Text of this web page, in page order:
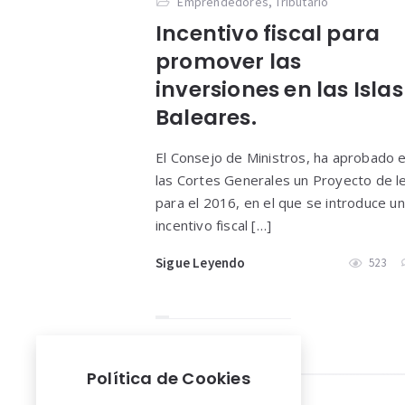
Incentivo fiscal para
promover las
inversiones en las Islas
Baleares.
El Consejo de Ministros, ha aprobado
las Cortes Generales un Proyecto de
para el 2016, en el que se introduce un
incentivo fiscal […]
Sigue Leyendo 523
Widgets
Política de Cookies